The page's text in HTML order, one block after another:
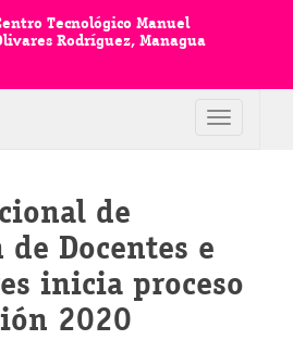
Tecnológico Manuel
Rodríguez, Managua
Toggle
de
de Docentes e
inicia proceso
2020